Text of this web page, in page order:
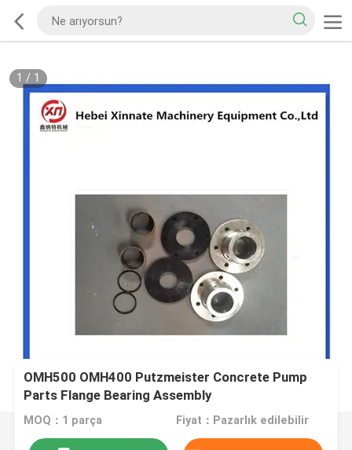
1 / 1
OMH500 OMH400 Putzmeister Concrete Pump
Parts Flange Bearing Assembly
MOQ：1 parça Fiyat：Pazarlık edilebilir